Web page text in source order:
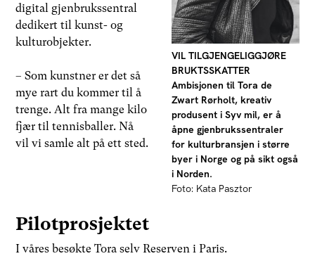
VIL TILGJENGELIGGJØRE
BRUKTSSKATTER
Ambisjonen til Tora de
Zwart Rørholt, kreativ
produsent i Syv mil, er å
åpne gjenbrukssentraler
for kulturbransjen i større
byer i Norge og på sikt også
i Norden.
Foto: Kata Pasztor
digital gjenbrukssentral
dedikert til kunst- og
kulturobjekter.
– Som kunstner er det så
mye rart du kommer til å
trenge. Alt fra mange kilo
fjær til tennisballer. Nå
vil vi samle alt på ett sted.
Pilotprosjektet
I våres besøkte Tora selv Reserven i Paris.